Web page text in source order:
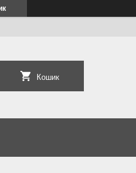
Кошик